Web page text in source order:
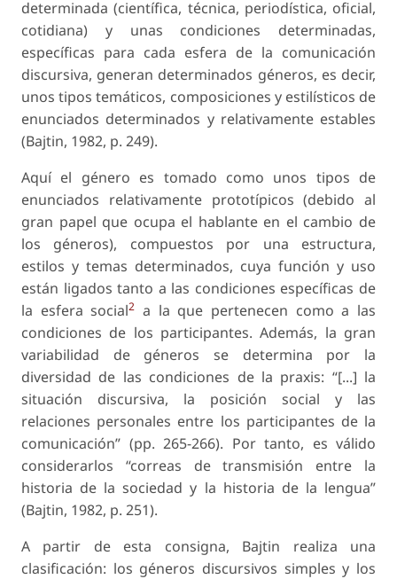
determinada (científica, técnica, periodística, oficial,
cotidiana) y unas condiciones determinadas,
específicas para cada esfera de la comunicación
discursiva, generan determinados géneros, es decir,
unos tipos temáticos, composiciones y estilísticos de
enunciados determinados y relativamente estables
(Bajtin, 1982, p. 249).
Aquí el género es tomado como unos tipos de
enunciados relativamente prototípicos (debido al
gran papel que ocupa el hablante en el cambio de
los géneros), compuestos por una estructura,
estilos y temas determinados, cuya función y uso
están ligados tanto a las condiciones específicas de
la esfera social2 a la que pertenecen como a las
condiciones de los participantes. Además, la gran
variabilidad de géneros se determina por la
diversidad de las condiciones de la praxis: “[...] la
situación discursiva, la posición social y las
relaciones personales entre los participantes de la
comunicación” (pp. 265-266). Por tanto, es válido
considerarlos “correas de transmisión entre la
historia de la sociedad y la historia de la lengua”
(Bajtin, 1982, p. 251).
A partir de esta consigna, Bajtin realiza una
clasificación: los géneros discursivos simples y los